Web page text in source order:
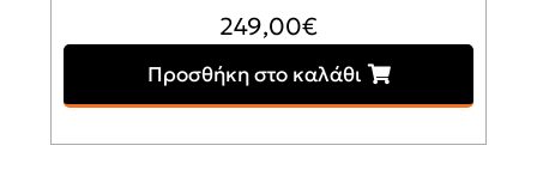
249,00€
Προσθήκη στο καλάθι